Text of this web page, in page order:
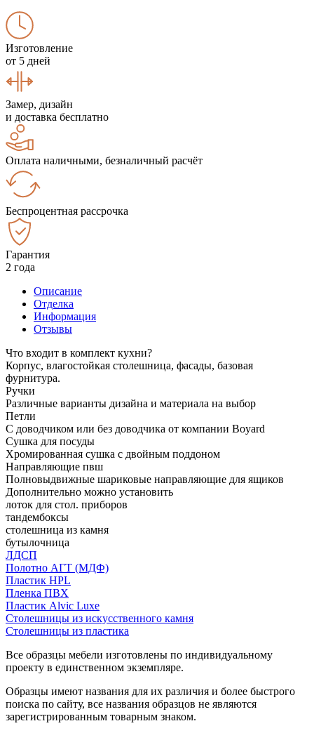
Изготовление
от 5 дней
Замер, дизайн
и доставка бесплатно
Оплата наличными, безналичный расчёт
Беспроцентная рассрочка
Гарантия
2 года
Описание
Отделка
Информация
Отзывы
Что входит в комплект кухни?
Корпус, влагостойкая столешница, фасады, базовая
фурнитура.
Ручки
Различные варианты дизайна и материала на выбор
Петли
С доводчиком или без доводчика от компании Boyard
Сушка для посуды
Хромированная сушка с двойным поддоном
Направляющие пвш
Полновыдвижные шариковые направляющие для ящиков
Дополнительно можно установить
лоток для стол. приборов
тандембоксы
столешница из камня
бутылочница
ЛДСП
Полотно АГТ (МДФ)
Пластик HPL
Пленка ПВХ
Пластик Alvic Luxe
Столешницы из искусственного камня
Столешницы из пластика
Все образцы мебели изготовлены по индивидуальному
проекту в единственном экземпляре.
Образцы имеют названия для их различия и более быстрого
поиска по сайту, все названия образцов не являются
зарегистрированным товарным знаком.